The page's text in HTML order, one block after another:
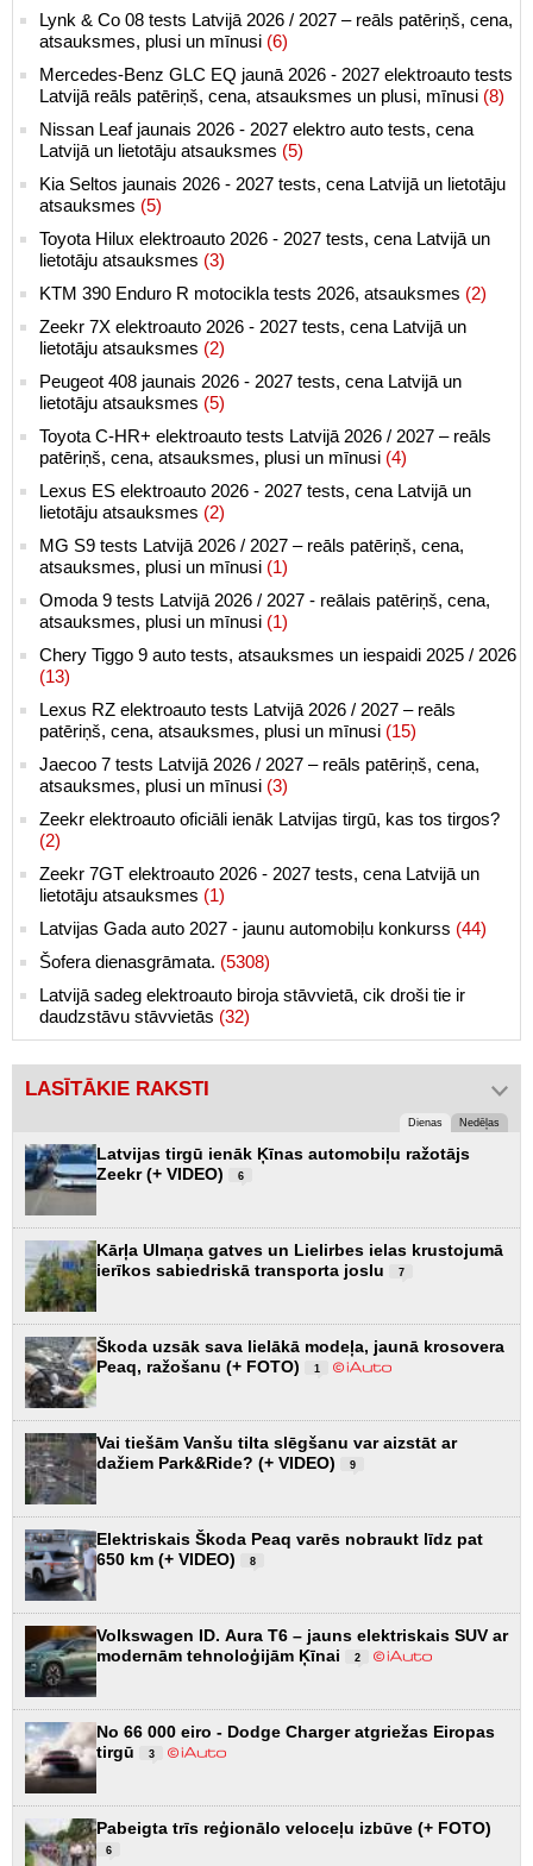
Lynk & Co 08 tests Latvijā 2026 / 2027 – reāls patēriņš, cena,
atsauksmes, plusi un mīnusi (6)
Mercedes-Benz GLC EQ jaunā 2026 - 2027 elektroauto tests
Latvijā reāls patēriņš, cena, atsauksmes un plusi, mīnusi (8)
Nissan Leaf jaunais 2026 - 2027 elektro auto tests, cena
Latvijā un lietotāju atsauksmes (5)
Kia Seltos jaunais 2026 - 2027 tests, cena Latvijā un lietotāju
atsauksmes (5)
Toyota Hilux elektroauto 2026 - 2027 tests, cena Latvijā un
lietotāju atsauksmes (3)
KTM 390 Enduro R motocikla tests 2026, atsauksmes (2)
Zeekr 7X elektroauto 2026 - 2027 tests, cena Latvijā un
lietotāju atsauksmes (2)
Peugeot 408 jaunais 2026 - 2027 tests, cena Latvijā un
lietotāju atsauksmes (5)
Toyota C-HR+ elektroauto tests Latvijā 2026 / 2027 – reāls
patēriņš, cena, atsauksmes, plusi un mīnusi (4)
Lexus ES elektroauto 2026 - 2027 tests, cena Latvijā un
lietotāju atsauksmes (2)
MG S9 tests Latvijā 2026 / 2027 – reāls patēriņš, cena,
atsauksmes, plusi un mīnusi (1)
Omoda 9 tests Latvijā 2026 / 2027 - reālais patēriņš, cena,
atsauksmes, plusi un mīnusi (1)
Chery Tiggo 9 auto tests, atsauksmes un iespaidi 2025 / 2026
(13)
Lexus RZ elektroauto tests Latvijā 2026 / 2027 – reāls
patēriņš, cena, atsauksmes, plusi un mīnusi (15)
Jaecoo 7 tests Latvijā 2026 / 2027 – reāls patēriņš, cena,
atsauksmes, plusi un mīnusi (3)
Zeekr elektroauto oficiāli ienāk Latvijas tirgū, kas tos tirgos?
(2)
Zeekr 7GT elektroauto 2026 - 2027 tests, cena Latvijā un
lietotāju atsauksmes (1)
Latvijas Gada auto 2027 - jaunu automobiļu konkurss (44)
Šofera dienasgrāmata. (5308)
Latvijā sadeg elektroauto biroja stāvvietā, cik droši tie ir
daudzstāvu stāvvietās (32)
LASĪTĀKIE RAKSTI
Dienas Nedēļas
Latvijas tirgū ienāk Ķīnas automobiļu ražotājs
Zeekr (+ VIDEO)
6
Kārļa Ulmaņa gatves un Lielirbes ielas krustojumā
ierīkos sabiedriskā transporta joslu
7
Škoda uzsāk sava lielākā modeļa, jaunā krosovera
Peaq, ražošanu (+ FOTO)
1
Vai tiešām Vanšu tilta slēgšanu var aizstāt ar
dažiem Park&Ride? (+ VIDEO)
9
Elektriskais Škoda Peaq varēs nobraukt līdz pat
650 km (+ VIDEO)
8
Volkswagen ID. Aura T6 – jauns elektriskais SUV ar
modernām tehnoloģijām Ķīnai
2
No 66 000 eiro - Dodge Charger atgriežas Eiropas
tirgū
3
Pabeigta trīs reģionālo veloceļu izbūve (+ FOTO)
6